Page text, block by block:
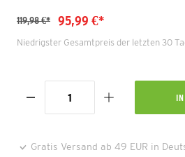
119,98 €* 95,99 €*
Niedrigster Gesamtpreis der letzten 30
Gratis Versand ab 49 EUR in